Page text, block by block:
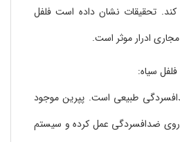
تحقیقات نشان داده است فلفل
ادرار موثر است.
طبیعی است. پپرین موجود
ضدافسردگی عمل کرده و سیستم